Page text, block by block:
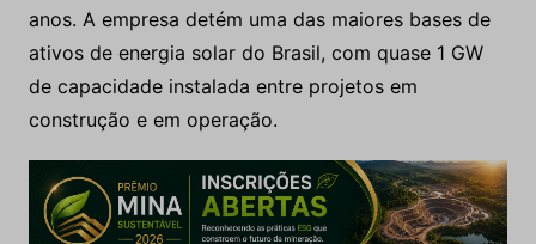
anos. A empresa detém uma das maiores bases de
ativos de energia solar do Brasil, com quase 1 GW
de capacidade instalada entre projetos em
construção e em operação.